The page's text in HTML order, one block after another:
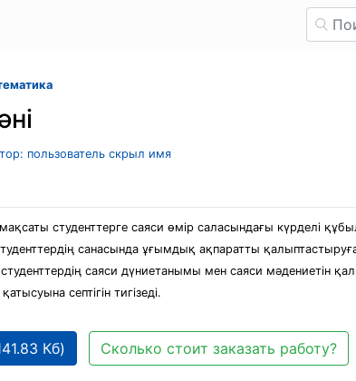
пользователь скрыл имя
мақсаты студенттерге саяси өмір саласындағы күрделі
санасында ұғымдық ақпаратты
студенттердің саяси дүниетанымы мен саяси мәдениетін
септігін тигізеді.
Кб) Сколько стоит заказать работу?